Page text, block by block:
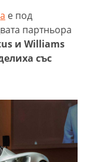
е под
партньора
и Williams
със